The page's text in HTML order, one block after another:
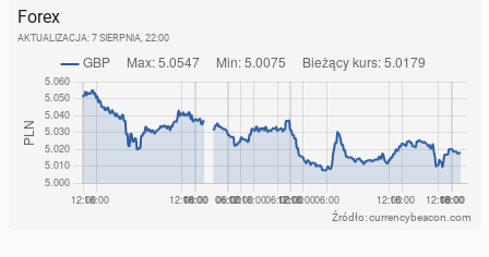
Forex
AKTUALIZACJA: 7 SIERPNIA, 22:00
Źródło: currencybeacon.com